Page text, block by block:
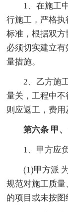
1、在施工
行施工，严格
标准，根据双
必须切实建立
量措施。
2、乙方施
量关，工程中
则应返工，费用
第六条 甲
1、甲方应
(1)甲方派
规范对施工质
的项目或未按图